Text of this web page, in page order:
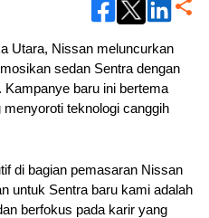
Utara, Nissan meluncurkan
sedan Sentra dengan
baru ini bertema
teknologi canggih
di bagian pemasaran Nissan
untuk Sentra baru kami adalah
berfokus pada karir yang